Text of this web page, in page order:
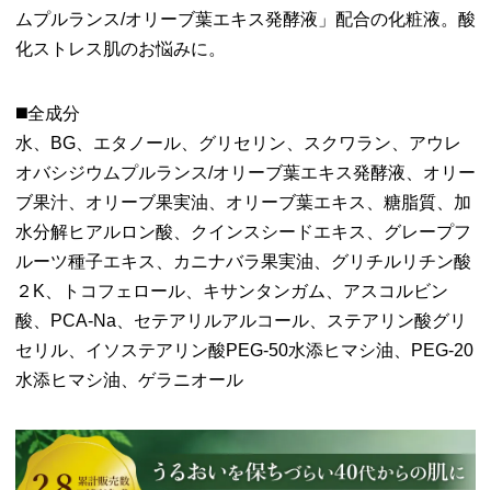
ムプルランス/オリーブ葉エキス発酵液」配合の化粧液。酸
化ストレス肌のお悩みに。
◼️全成分
水、BG、エタノール、グリセリン、スクワラン、アウレ
オバシジウムプルランス/オリーブ葉エキス発酵液、オリー
ブ果汁、オリーブ果実油、オリーブ葉エキス、糖脂質、加
水分解ヒアルロン酸、クインスシードエキス、グレープフ
ルーツ種子エキス、カニナバラ果実油、グリチルリチン酸
２K、トコフェロール、キサンタンガム、アスコルビン
酸、PCA-Na、セテアリルアルコール、ステアリン酸グリ
セリル、イソステアリン酸PEG-50水添ヒマシ油、PEG-20
水添ヒマシ油、ゲラニオール